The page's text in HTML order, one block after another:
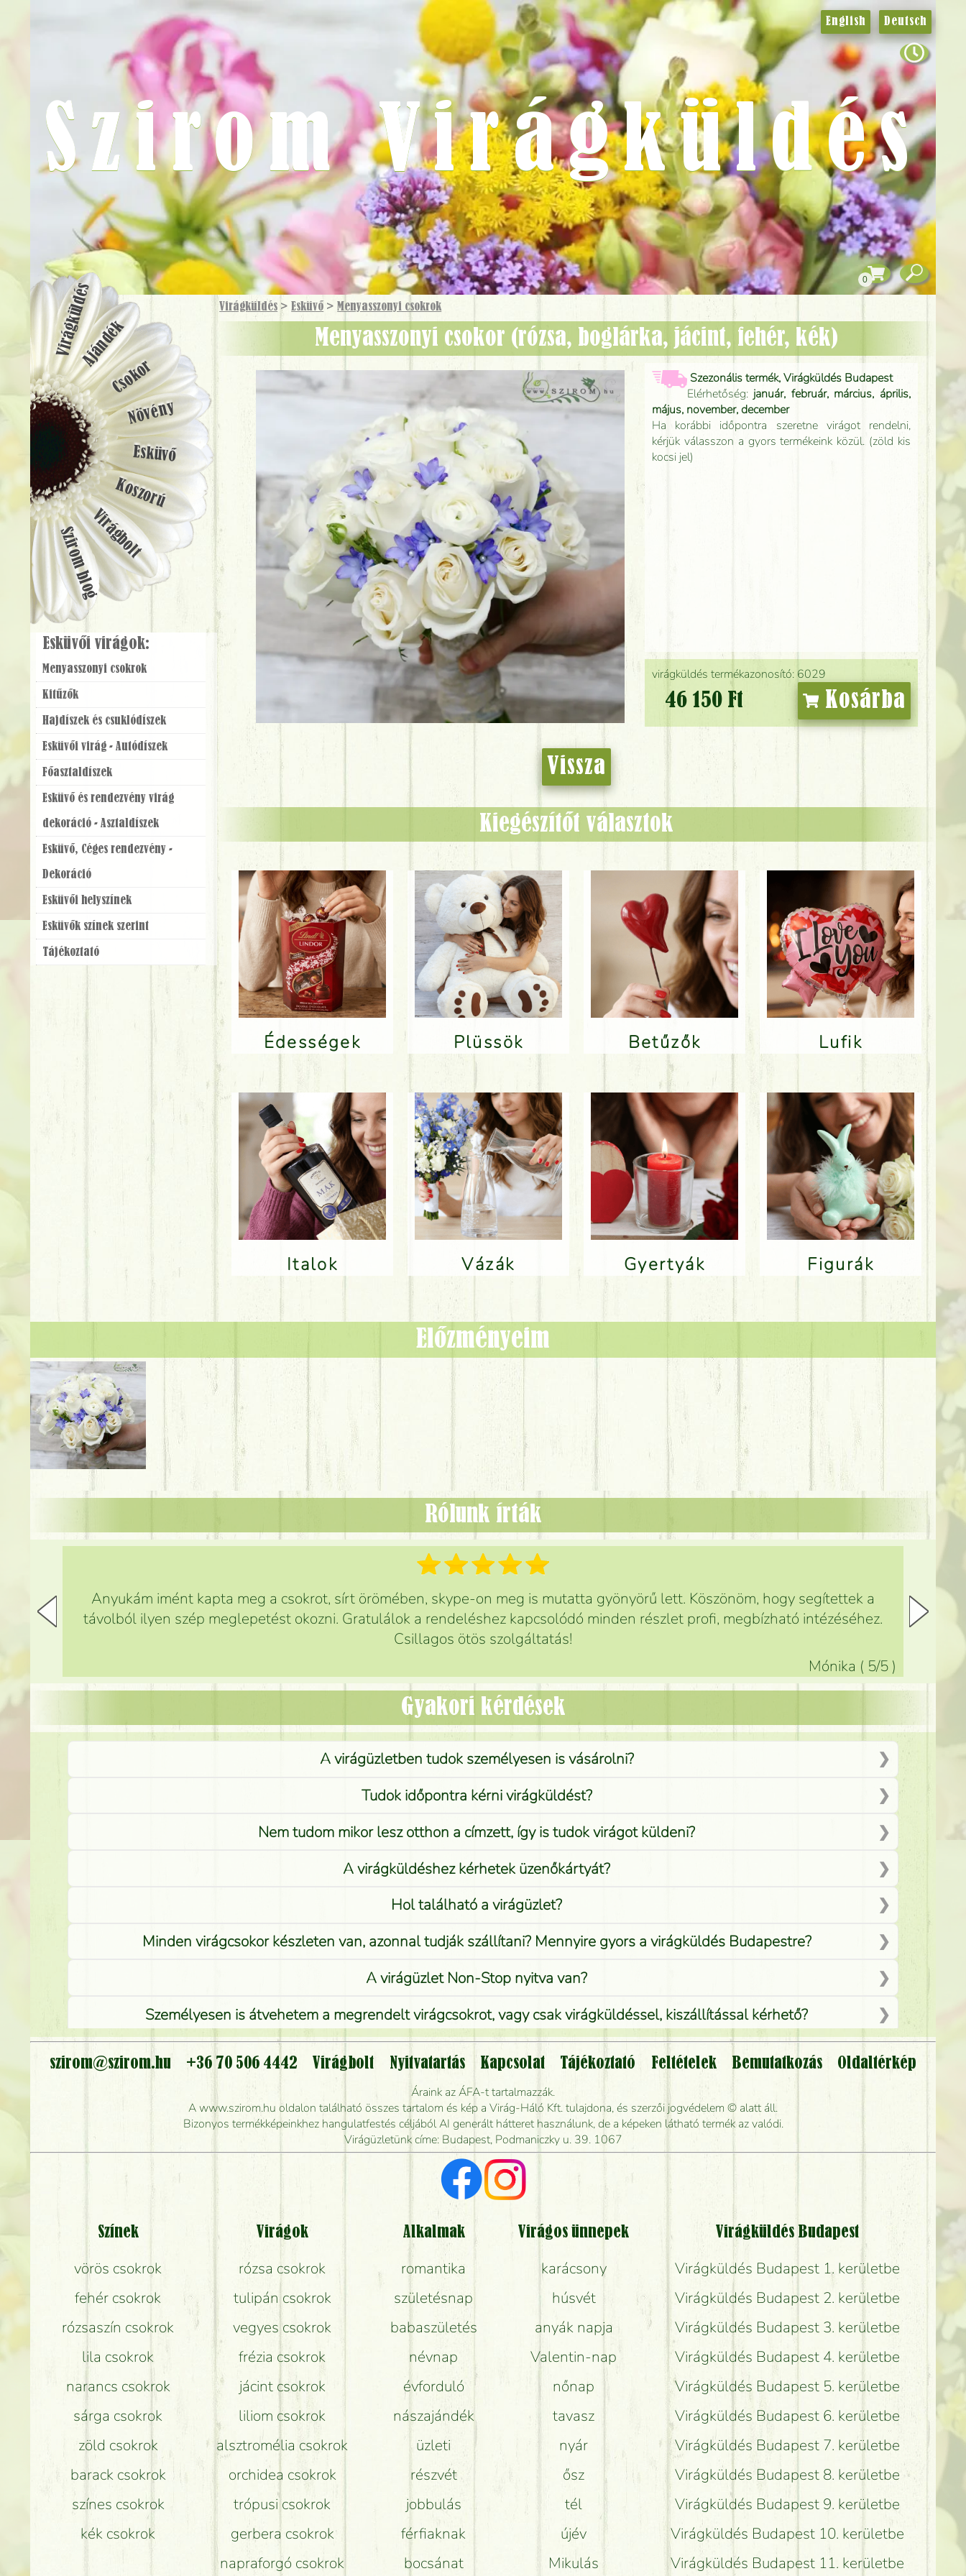
Virágküldés > Esküvő > Menyasszonyi csokrok
menyasszonyi csokor (rózsa, boglárka, jácint, fehér, kék)
virágküldés termékazonosító: 6029
46 150 Ft Kosárba
Szezonális termék, Virágküldés Budapest
Elérhetőség: január, február, március, április,
május, november, december
Ha korábbi időpontra szeretne virágot rendelni,
kérjük válasszon a gyors termékeink közül. (zöld kis
kocsi jel)
Vissza
Kiegészítőt választok
Édességek Plüssök Betűzők Lufik
Italok Vázák Gyertyák Figurák
English Deutsch
Szirom Virágküldés
0
VirágküldésAjándék
Csokor
Növény
Esküvő
Koszorú
Virágbolt
Szirom blog
Esküvői virágok:
Menyasszonyi csokrok
Kitűzők
Hajdíszek és csuklódíszek
Esküvői virág - Autódíszek
Főasztaldíszek
Esküvő és rendezvény virág
dekoráció - Asztaldíszek
Esküvő, Céges rendezvény -
Dekoráció
Esküvői helyszínek
Esküvők színek szerint
Tájékoztató
Előzményeim
Rólunk írták
Anyukám imént kapta meg a csokrot, sírt örömében, skype-on meg is mutatta gyönyörű lett. Köszönöm, hogy segítettek a
távolból ilyen szép meglepetést okozni. Gratulálok a rendeléshez kapcsolódó minden részlet profi, megbízható intézéséhez.
Csillagos ötös szolgáltatás!
Mónika ( 5/5 )
Gyakori kérdések
A virágüzletben tudok személyesen is vásárolni?
Tudok időpontra kérni virágküldést?
Nem tudom mikor lesz otthon a címzett, így is tudok virágot küldeni?
A virágküldéshez kérhetek üzenőkártyát?
Hol található a virágüzlet?
Minden virágcsokor készleten van, azonnal tudják szállítani? Mennyire gyors a virágküldés Budapestre?
A virágüzlet Non-Stop nyitva van?
Személyesen is átvehetem a megrendelt virágcsokrot, vagy csak virágküldéssel, kiszállítással kérhető?
Vidékre is lehet rendelni?
Meddig rendelhetek virágküldést úgy, hogy még ma kiszállítsák?
Mennyire gyorsan tudják elkészíteni a csokrot, és mikor tudják leghamarabb kiszállítani?
Vörös rózsát keresek, van önöknél?
Milyen visszajelzést kapok a virágküldésről?
Tényleg azt kapom, ami a képen van?
Mit kell tudni a virágcsokrok szállításáról?
Hogy marad a lehető legtovább friss a csokor?
Tudok adventi koszorút vásárolni boltban?
szirom@szirom.hu +36 70 506 4442 Virágbolt Nyitvatartás Kapcsolat Tájékoztató Feltételek Bemutatkozás
Oldaltérkép
Áraink az ÁFA-t tartalmazzák.
A www.szirom.hu oldalon található összes tartalom és kép a Virág-Háló Kft. tulajdona, és szerzői jogvédelem © alatt áll.
Bizonyos termékképeinkhez hangulatfestés céljából AI generált hátteret használunk, de a képeken látható termék az valódi.
Virágüzletünk címe: Budapest, Podmaniczky u. 39. 1067
Színek
vörös csokrok
fehér csokrok
rózsaszín csokrok
lila csokrok
narancs csokrok
sárga csokrok
zöld csokrok
barack csokrok
színes csokrok
kék csokrok
Virágok
rózsa csokrok
tulipán csokrok
vegyes csokrok
frézia csokrok
jácint csokrok
liliom csokrok
alsztromélia csokrok
orchidea csokrok
trópusi csokrok
gerbera csokrok
napraforgó csokrok
Alkalmak
romantika
születésnap
babaszületés
névnap
évforduló
nászajándék
üzleti
részvét
jobbulás
férfiaknak
bocsánat
Virágos ünnepek
karácsony
húsvét
anyák napja
Valentin-nap
nőnap
tavasz
nyár
ősz
tél
újév
Mikulás
Virágküldés Budapest
Virágküldés Budapest 1. kerületbe
Virágküldés Budapest 2. kerületbe
Virágküldés Budapest 3. kerületbe
Virágküldés Budapest 4. kerületbe
Virágküldés Budapest 5. kerületbe
Virágküldés Budapest 6. kerületbe
Virágküldés Budapest 7. kerületbe
Virágküldés Budapest 8. kerületbe
Virágküldés Budapest 9. kerületbe
Virágküldés Budapest 10. kerületbe
Virágküldés Budapest 11. kerületbe